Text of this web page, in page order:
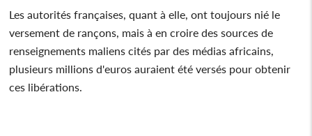
Les autorités françaises, quant à elle, ont toujours nié le
versement de rançons, mais à en croire des sources de
renseignements maliens cités par des médias africains,
plusieurs millions d'euros auraient été versés pour obtenir
ces libérations.